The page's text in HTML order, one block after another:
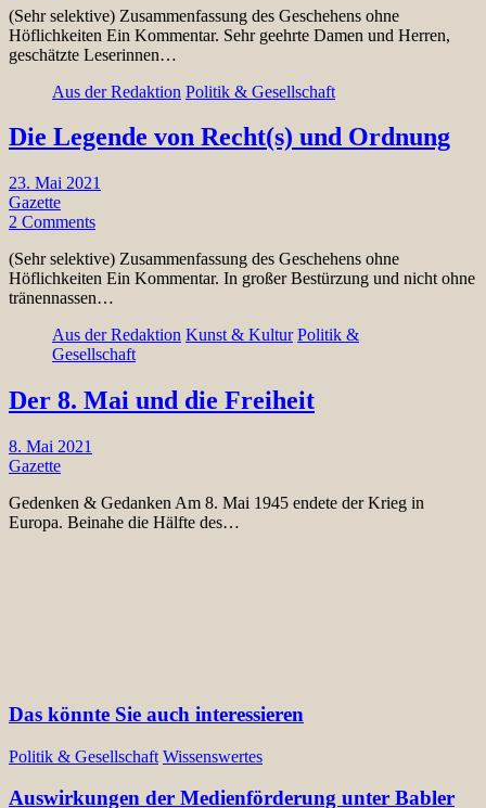
(Sehr selektive) Zusammenfassung des Geschehens ohne
Höflichkeiten Ein Kommentar. Sehr geehrte Damen und Herren,
geschätzte Leserinnen…
Aus der Redaktion Politik & Gesellschaft
Die Legende von Recht(s) und Ordnung
23. Mai 2021
Gazette
2 Comments
(Sehr selektive) Zusammenfassung des Geschehens ohne
Höflichkeiten Ein Kommentar. In großer Bestürzung und nicht ohne
tränennassen…
Aus der Redaktion Kunst & Kultur Politik &
Gesellschaft
Der 8. Mai und die Freiheit
8. Mai 2021
Gazette
Gedenken & Gedanken Am 8. Mai 1945 endete der Krieg in
Europa. Beinahe die Hälfte des…
Das könnte Sie auch interessieren
Politik & Gesellschaft Wissenswertes
Auswirkungen der Medienförderung unter Babler